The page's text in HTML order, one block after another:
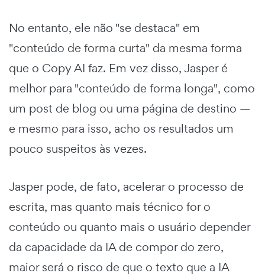
No entanto, ele não "se destaca" em
"conteúdo de forma curta" da mesma forma
que o Copy AI faz. Em vez disso, Jasper é
melhor para "conteúdo de forma longa", como
um post de blog ou uma página de destino —
e mesmo para isso, acho os resultados um
pouco suspeitos às vezes.
Jasper pode, de fato, acelerar o processo de
escrita, mas quanto mais técnico for o
conteúdo ou quanto mais o usuário depender
da capacidade da IA de compor do zero,
maior será o risco de que o texto que a IA